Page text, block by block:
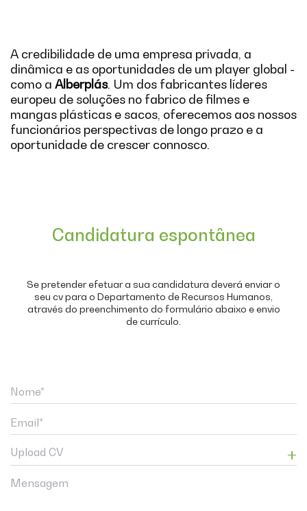
A credibilidade de uma empresa privada, a
dinâmica e as oportunidades de um player global -
como a Alberplás. Um dos fabricantes líderes
europeu de soluções no fabrico de filmes e
mangas plásticas e sacos, oferecemos aos nossos
funcionários perspectivas de longo prazo e a
oportunidade de crescer connosco.
Candidatura espontânea
Se pretender efetuar a sua candidatura deverá enviar o
seu cv para o Departamento de Recursos Humanos,
através do preenchimento do formulário abaixo e envio
de currículo.
Upload CV